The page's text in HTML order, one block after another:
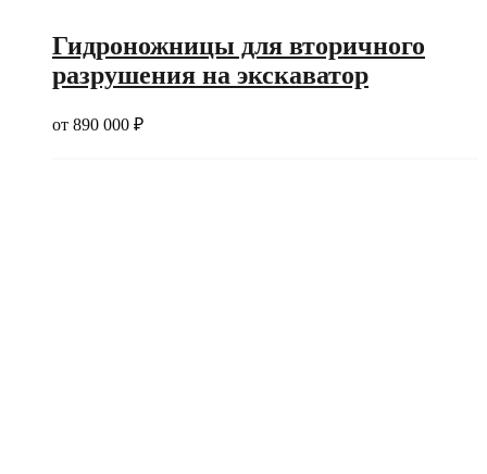
Гидроножницы для вторичного
разрушения на экскаватор
от 890 000 ₽